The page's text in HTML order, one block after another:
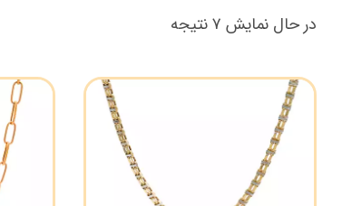
در حال نمایش ۷ نتیجه